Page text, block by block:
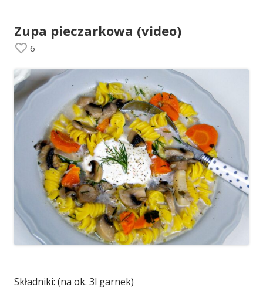
Zupa pieczarkowa (video)
6
Składniki: (na ok. 3l garnek)